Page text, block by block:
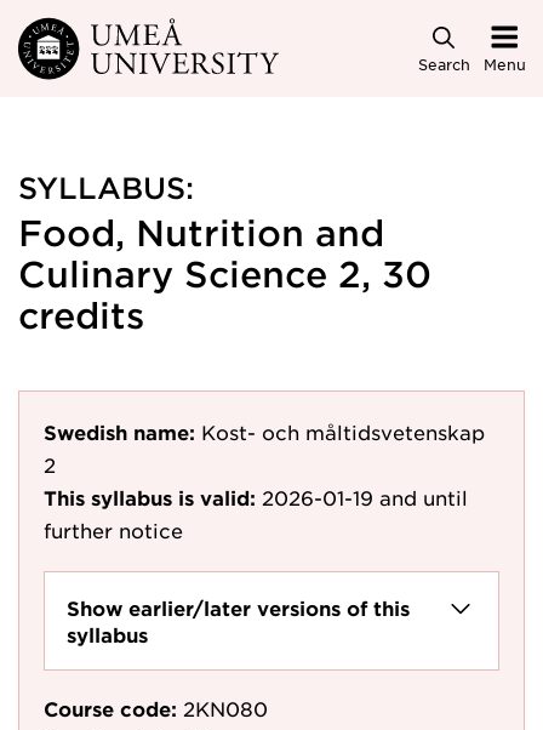
Skip to main content
Search Menu
SYLLABUS:
Food, Nutrition and
Culinary Science 2, 30
credits
Swedish name: Kost- och måltidsvetenskap
2
This syllabus is valid: 2026-01-19 and until
further notice
Show earlier/later versions of this
syllabus
Course code: 2KN080